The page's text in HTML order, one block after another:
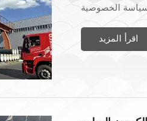
الخصوصية
اقرأ المزيد